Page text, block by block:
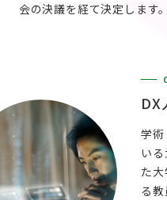
会の決議を経て決定します。
DX
学
い
た
る